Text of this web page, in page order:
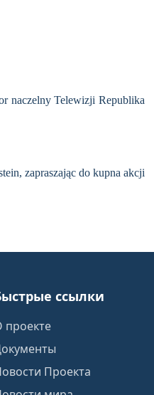
naczelny Telewizji Republika
zapraszając do kupna akcji
ссылки
проекте
Проекта